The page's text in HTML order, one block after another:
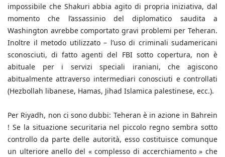
impossibile che Shakuri abbia agito di propria iniziativa, dal
momento che l’assassinio del diplomatico saudita a
Washington avrebbe comportato gravi problemi per Teheran.
Inoltre il metodo utilizzato – l’uso di criminali sudamericani
sconosciuti, di fatto agenti del FBI sotto copertura, non è
abituale per i servizi speciali iraniani, che agiscono
abitualmente attraverso intermediari conosciuti e controllati
(Hezbollah libanese, Hamas, Jihad Islamica palestinese, ecc.).
Per Riyadh, non ci sono dubbi: Teheran è in azione in Bahrein
! Se la situazione securitaria nel piccolo regno sembra sotto
controllo da parte delle autorità, esso costituisce comunque
un ulteriore anello del « complesso di accerchiamento » che